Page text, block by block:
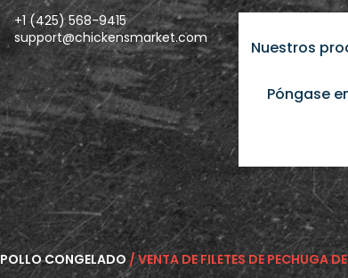
+1 (425) 568-9415
support@chickensmarket.com
Nuestros
Póngase
POLLO CONGELADO/ VENTA DE FILETES DE PECHUGA